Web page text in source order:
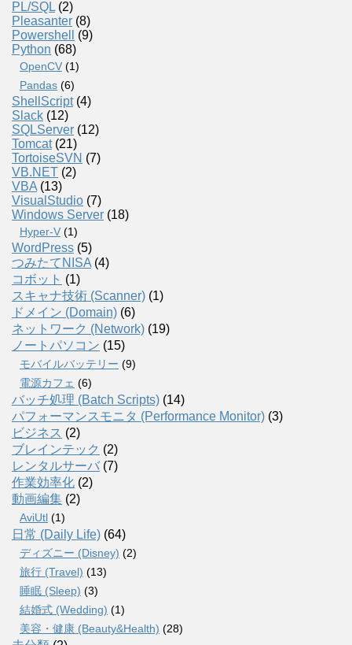
PL/SQL (2)
Pleasanter (8)
Powershell
(9)
Python (68)
OpenCV (1)
Pandas (6)
ShellScript(4)
Slack (12)
SQLServer (12)
Tomcat(21)
TortoiseSVN (7)
VB.NET (2)
VBA (13)
VisualStudio (7)
Windows Server (18)
Hyper-V (1)
WordPress (5)
つみたてNISA (4)
コボット (1)
スキャナ技術 (Scanner) (1)
ドメイン (Domain) (6)
ネットワーク (Network) (19)
ノートパソコン (15)
モバイルバッテリー (9)
電源カフェ (6)
バッチ処理 (Batch Scripts) (14)
パフォーマンスモニタ (Performance Monitor) (3)
ビジネス (2)
ブレインテック (2)
レンタルサーバ (7)
作業効率化 (2)
動画編集 (2)
AviUtl (1)
日常 (Daily Life) (64)
ディズニー (Disney) (2)
旅行 (Travel) (13)
睡眠 (Sleep) (3)
結婚式 (Wedding) (1)
美容・健康 (Beauty&Health) (28)